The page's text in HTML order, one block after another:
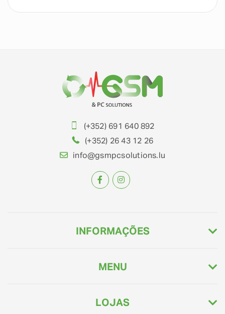
(+352) 691 640 892
(+352) 26 43 12 26
info@gsmpcsolutions.lu
INFORMAÇÕES
MENU
LOJAS